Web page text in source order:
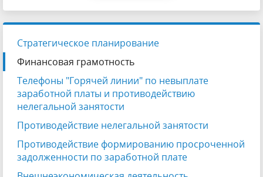
Стратегическое планирование
Финансовая грамотность
Телефоны "Горячей линии" по невыплате
заработной платы и противодействию
нелегальной занятости
Противодействие нелегальной занятости
Противодействие формированию просроченной
задолженности по заработной плате